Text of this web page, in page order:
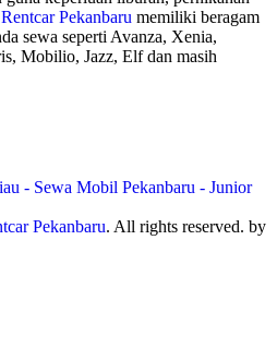
Pekanbaru memiliki beragam
sewa seperti Avanza, Xenia,
Mobilio, Jazz, Elf dan masih
Pekanbaru. All rights reserved. by